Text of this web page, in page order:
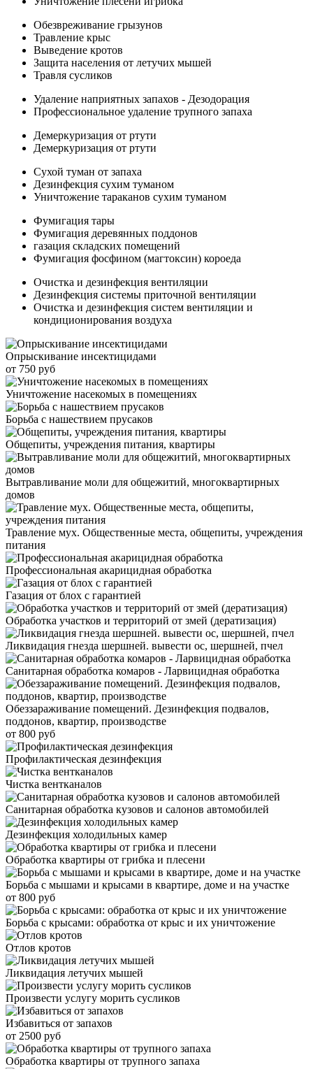
Обезвреживание грызунов
Травление крыс
Выведение кротов
Защита населения от летучих мышей
Травля сусликов
Удаление наприятных запахов - Дезодорация
Профессиональное удаление трупного запаха
Демеркуризация от ртути
Демеркуризация от ртути
Сухой туман от запаха
Дезинфекция сухим туманом
Уничтожение тараканов сухим туманом
Фумигация тары
Фумигация деревянных поддонов
газация складских помещений
Фумигация фосфином (магтоксин) короеда
Очистка и дезинфекция вентиляции
Дезинфекция системы приточной вентиляции
Очистка и дезинфекция систем вентиляции и
кондиционирования воздуха
Опрыскивание инсектицидами
от 750 руб
Уничтожение насекомых в помещениях
Борьба с нашествием прусаков
Общепиты, учреждения питания, квартиры
Вытравливание моли для общежитий, многоквартирных
домов
Травление мух. Общественные места, общепиты, учреждения
питания
Профессиональная акарицидная обработка
Газация от блох с гарантией
Обработка участков и территорий от змей (дератизация)
Ликвидация гнезда шершней. вывести ос, шершней, пчел
Санитарная обработка комаров - Ларвицидная обработка
Обеззараживание помещений. Дезинфекция подвалов,
поддонов, квартир, производстве
от 800 руб
Профилактическая дезинфекция
Чистка вентканалов
Санитарная обработка кузовов и салонов автомобилей
Дезинфекция холодильных камер
Обработка квартиры от грибка и плесени
Борьба с мышами и крысами в квартире, доме и на участке
от 800 руб
Борьба с крысами: обработка от крыс и их уничтожение
Отлов кротов
Ликвидация летучих мышей
Произвести услугу морить сусликов
Избавиться от запахов
от 2500 руб
Обработка квартиры от трупного запаха